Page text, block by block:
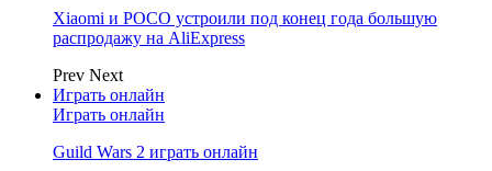
Xiaomi и POCO устроили под конец года большую
распродажу на AliExpress
Prev Next
Играть онлайн
Играть онлайн
Guild Wars 2 играть онлайн